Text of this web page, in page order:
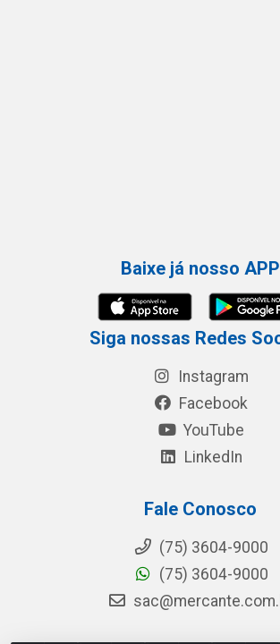
Baixe já nosso APP
Siga nossas Redes
Instagram
Facebook
YouTube
LinkedIn
Fale Conosco
(75) 3604-9000
(75) 3604-9000